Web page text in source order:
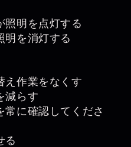
照明を点灯する
明を消灯する
え作業をなくす
減らす
に確認してくださ
る